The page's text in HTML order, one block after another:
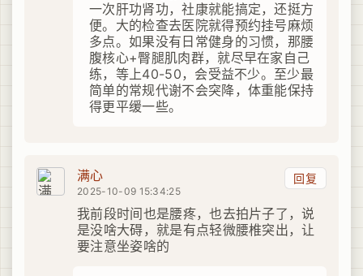
一次肝功肾功，社康就能搞定，还挺方
便。大的检查去医院就得预约挂号麻烦
多点。如果没有日常健身的习惯，那腰
腹核心+臀腿肌肉群，就尽早在家自己
练，等上40-50，会受益不少。至少最
简单的常规代谢不会突降，体重能保持
得更平缓一些。
回复
满心
2025-10-09 15:34:25
我前段时间也是腰疼，也去拍片子了，说
是没啥大碍，就是有点轻微腰椎突出，让
要注意坐姿啥的